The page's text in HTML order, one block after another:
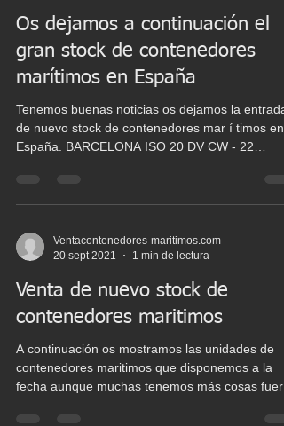
NUEVOS en Algeciras Tipo de contenedor
Os dejamos a continuación el
gran stock de contenedores
marítimos en España
Tenemos buenas noticias os dejamos la entrada
de nuevo stock de contenedores mar í timos en
España. BARCELONA ISO 20 DV CW - 22
Ventacontenedores-maritimos.com
20 sept 2021
1 min de lectura
Venta de nuevo stock de
contenedores maritimos
A continuación os mostramos las unidades de
contenedores maritimos que disponemos a la
fecha aunque muchas tenemos más cosas fuera